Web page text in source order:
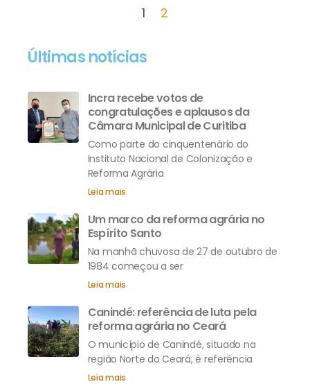
1 2
Últimas notícias
Incra recebe votos de
congratulações e aplausos da
Câmara Municipal de Curitiba
Como parte do cinquentenário do
Instituto Nacional de Colonização e
Reforma Agrária
Leia mais
Um marco da reforma agrária no
Espírito Santo
Na manhã chuvosa de 27 de outubro de
1984 começou a ser
Leia mais
Canindé: referência de luta pela
reforma agrária no Ceará
O município de Canindé, situado na
região Norte do Ceará, é referência
Leia mais